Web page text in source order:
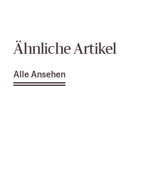
Ähnliche Artikel
Alle Ansehen